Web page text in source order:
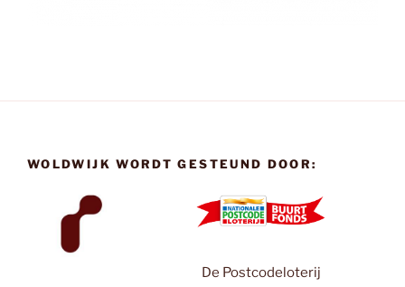
WOLDWIJK WORDT GESTEUND DOOR:
De Postcodeloterij